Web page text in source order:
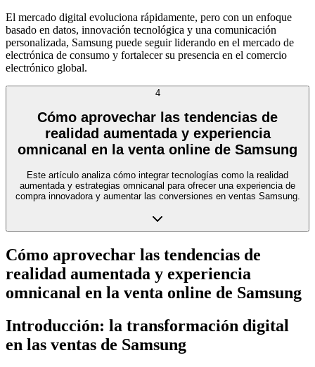
El mercado digital evoluciona rápidamente, pero con un enfoque
basado en datos, innovación tecnológica y una comunicación
personalizada, Samsung puede seguir liderando en el mercado de
electrónica de consumo y fortalecer su presencia en el comercio
electrónico global.
4
Cómo aprovechar las tendencias de
realidad aumentada y experiencia
omnicanal en la venta online de Samsung
Este artículo analiza cómo integrar tecnologías como la realidad
aumentada y estrategias omnicanal para ofrecer una experiencia de
compra innovadora y aumentar las conversiones en ventas Samsung.
Cómo aprovechar las tendencias de
realidad aumentada y experiencia
omnicanal en la venta online de Samsung
Introducción: la transformación digital
en las ventas de Samsung